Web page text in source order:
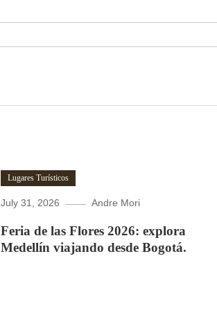
Lugares Turísticos
July 31, 2026 Andre Mori
Feria de las Flores 2026: explora
Medellín viajando desde Bogotá.